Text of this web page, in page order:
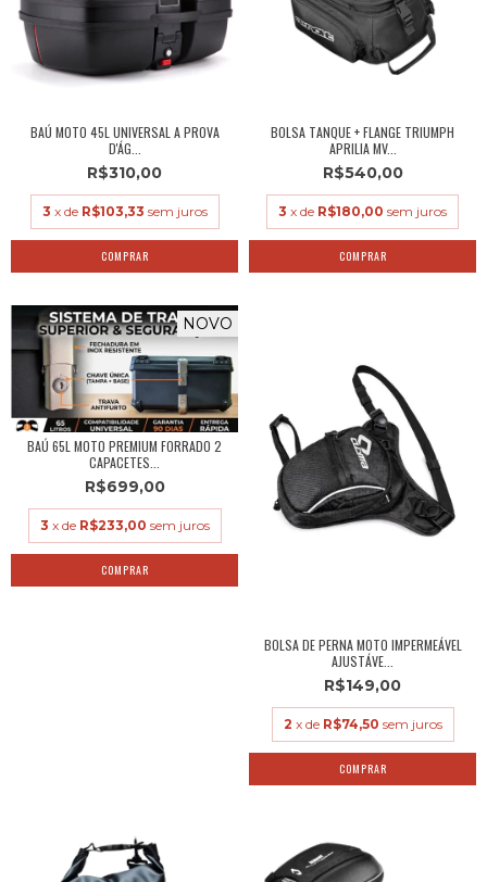
BAÚ MOTO 45L UNIVERSAL A PROVA
D'ÁG...
R$310,00
3 x de R$103,33 sem juros
BOLSA TANQUE + FLANGE TRIUMPH
APRILIA MV...
R$540,00
3 x de R$180,00 sem juros
NOVO
BAÚ 65L MOTO PREMIUM FORRADO 2
CAPACETES...
R$699,00
3 x de R$233,00 sem juros
BOLSA DE PERNA MOTO IMPERMEÁVEL
AJUSTÁVE...
R$149,00
2 x de R$74,50 sem juros